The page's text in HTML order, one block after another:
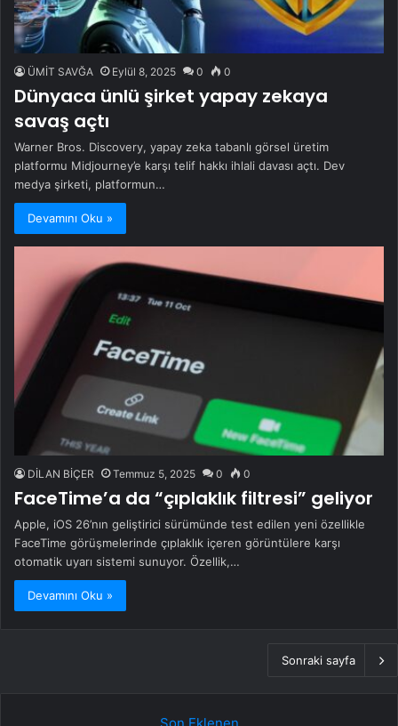
ÜMİT SAVĞA Eylül 8, 2025 0 0
Dünyaca ünlü şirket yapay zekaya
savaş açtı
Warner Bros. Discovery, yapay zeka tabanlı görsel üretim
platformu Midjourney’e karşı telif hakkı ihlali davası açtı. Dev
medya şirketi, platformun…
Devamını Oku »
DİLAN BİÇER Temmuz 5, 2025 0 0
FaceTime’a da “çıplaklık filtresi” geliyor
Apple, iOS 26’nın geliştirici sürümünde test edilen yeni özellikle
FaceTime görüşmelerinde çıplaklık içeren görüntülere karşı
otomatik uyarı sistemi sunuyor. Özellik,…
Devamını Oku »
Sonraki sayfa